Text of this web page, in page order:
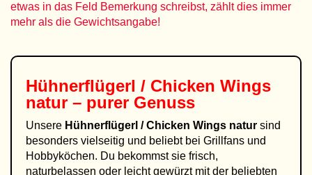
etwas in das Feld Bemerkung schreibst, zählt dies immer
mehr als die Gewichtsangabe!
Hühnerflügerl / Chicken Wings
natur – purer Genuss
Unsere Hühnerflügerl / Chicken Wings natur sind
besonders vielseitig und beliebt bei Grillfans und
Hobbyköchen. Du bekommst sie frisch,
naturbelassen oder leicht gewürzt mit der beliebten